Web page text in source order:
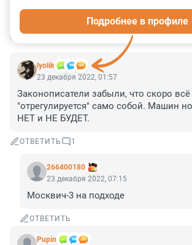
lyolik
Подробнее в профиле
23 декабря 2022, 01:57
Законописатели забыли, что скоро всё
"отрегулируется" само собой. Машин
НЕТ и НЕ БУДЕТ.
ОТВЕТИТЬ 1
266400180
23 декабря 2022, 07:15
Москвич-3 на подходе
ОТВЕТИТЬ
Pupin